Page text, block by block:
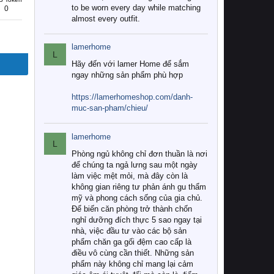
0
to be worn every day while matching
almost every outfit.
L
lamerhome
Hãy đến với lamer Home để sắm
ngay những sản phẩm phù hợp
https://lamerhomeshop.com/danh-
muc-san-pham/chieu/
L
lamerhome
Phòng ngủ không chỉ đơn thuần là nơi
để chúng ta ngả lưng sau một ngày
làm việc mệt mỏi, mà đây còn là
không gian riêng tư phản ánh gu thẩm
mỹ và phong cách sống của gia chủ.
Để biến căn phòng trở thành chốn
nghỉ dưỡng đích thực 5 sao ngay tại
nhà, việc đầu tư vào các bộ sản
phẩm chăn ga gối đệm cao cấp là
điều vô cùng cần thiết. Những sản
phẩm này không chỉ mang lại cảm